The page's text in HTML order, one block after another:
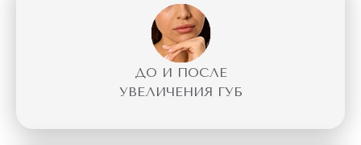
ДО И ПОСЛЕ
УВЕЛИЧЕНИЯ ГУБ